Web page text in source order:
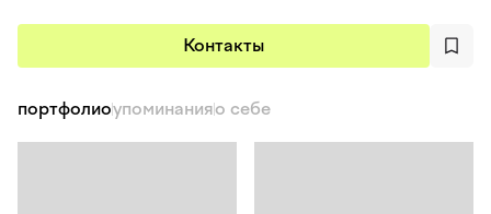
Контакты
портфолиоупоминанияо себе